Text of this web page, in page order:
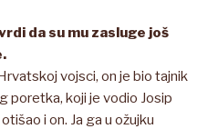
da su mu zasluge još
vojsci, on je bio tajnik
poretka, koji je vodio Josip
i on. Ja ga u ožujku